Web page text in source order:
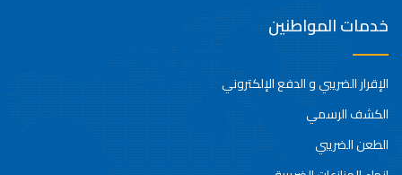
خدمات المواطنين
الإقرار الضريبي و الدفع الإلكتروني
الكشف الرسمي
الطعن الضريبي